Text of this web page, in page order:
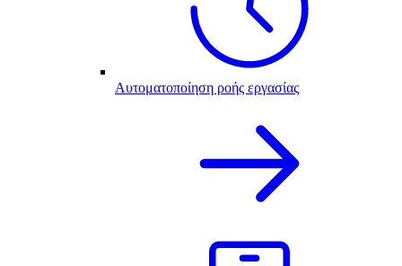
Αυτοματοποίηση ροής εργασίας